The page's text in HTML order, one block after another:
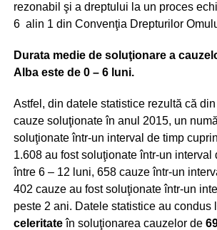
rezonabil şi a dreptului la un proces
6 alin 1 din Convenţia Drepturilor
Durata medie de soluţionare a
Alba este de 0 – 6 luni.
Astfel, din datele statistice rezultă că
cauze soluţionate în anul 2015, un
soluţionate într-un interval de timp
1.608 au fost soluţionate într-un interval
între 6 – 12 luni, 658 cauze într-un
402 cauze au fost soluţionate într-un
peste 2 ani. Datele statistice au condus
celeritateîn soluţionarea cauzelor de